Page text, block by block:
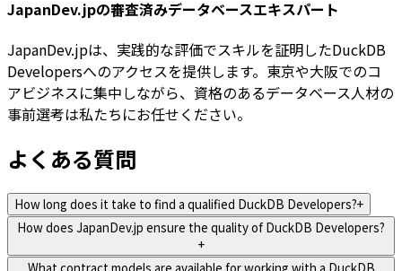
JapanDev.jpの審査済みデータベースエキスパート
JapanDev.jpは、実践的な評価でスキルを証明したDuckDB
Developersへのアクセスを提供します。東京や大阪でのコ
アビジネスに集中しながら、資格のあるデータベース人材の
事前選考は私たちにお任せください。
よくある質問
How long does it take to find a qualified DuckDB Developers?+
How does JapanDev.jp ensure the quality of DuckDB Developers?
+